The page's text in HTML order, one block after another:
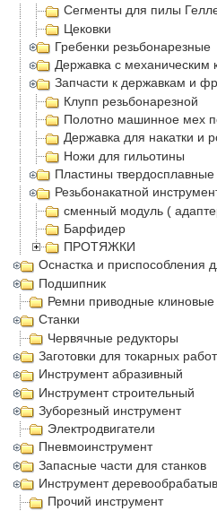
Сегменты для пилы
Цековки
Гребенки резьбонарезные
Державка с механическим
Запчасти к державкам и
Клупп резьбонарезной
Полотно машинное мех
Державка для накатки и
Ножи для гильотины
Пластины
Резьбонакатной
сменный модуль (
Барфидер
ПРОТЯЖКИ
Оснастка и приспособления
Подшипник
Ремни приводные клиновые
Станки
Червячные редукторы
Заготовки для токарных работ
Инструмент абразивный
Инструмент строительный
Зуборезный инструмент
Электродвигатели
Пневмоинструмент
Запасные части для станков
Инструмент
Прочий инструмент